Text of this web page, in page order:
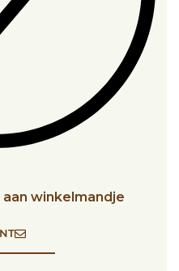
winkelmandje